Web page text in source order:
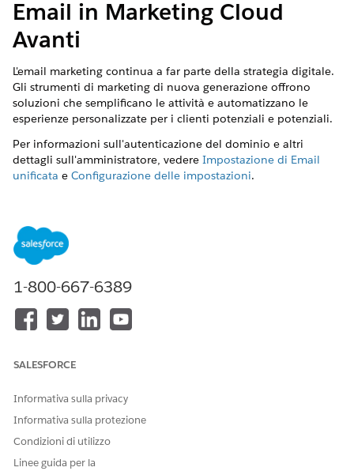
Email in Marketing Cloud
Avanti
L'email marketing continua a far parte della strategia digitale.
Gli strumenti di marketing di nuova generazione offrono
soluzioni che semplificano le attività e automatizzano le
esperienze personalizzate per i clienti potenziali e potenziali.
Per informazioni sull'autenticazione del dominio e altri
dettagli sull'amministratore, vedere Impostazione di Email
unificata e Configurazione delle impostazioni.
marchio, gli esperti di marketing possono condividere i
modelli di email approvati con gli agenti di vendita e altri
utenti Salesforce. Marketing distribuito e avvisi
semplificano l'invio di contenuti email con immagine
non addetti al marketing.
L'esperienza di modifica dei contenuti in
anteprima e testarla e pubblicarla per l'uso con una
campagna. Per apportare modifiche importanti a un
messaggio email pubblicato o impedirne l'invio in una
campagna, è possibile annullarne la pubblicazione.
1-800-667-6389
SALESFORCE
Informativa sulla privacy
Informativa sulla protezione
Condizioni di utilizzo
Linee guida per la